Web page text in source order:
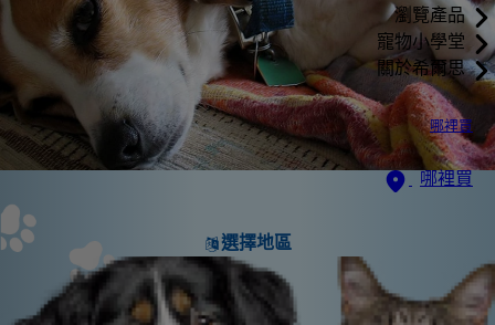
瀏覽產品
寵物小學堂
關於希爾思
哪裡買
哪裡買
選擇地區